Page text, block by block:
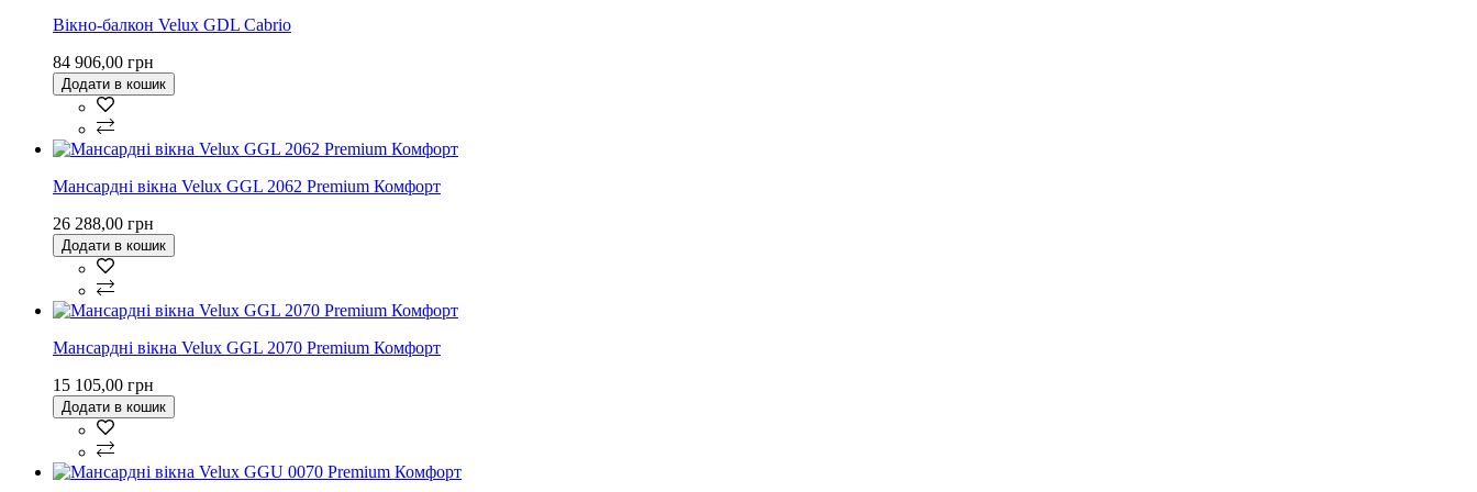
Вікно-балкон Velux GDL Cabrio
84 906,00 грн
Додати в кошик
Мансардні вікна Velux GGL 2062 Premium Комфорт
26 288,00 грн
Додати в кошик
Мансардні вікна Velux GGL 2070 Premium Комфорт
15 105,00 грн
Додати в кошик